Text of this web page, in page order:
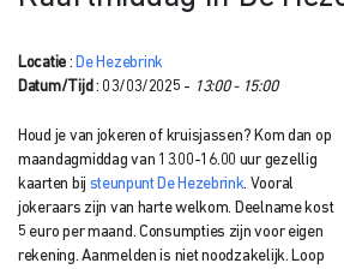
Locatie : De Hezebrink
Datum/Tijd : 03/03/2025 - 13:00 - 15:00
Houd je van jokeren of kruisjassen? Kom dan op
maandagmiddag van 13.00-16.00 uur gezellig
kaarten bij steunpunt De Hezebrink Vooral
jokeraars zijn van harte welkom. Deelname kost
5 euro per maand. Consumpties zijn voor eigen
rekening. Aanmelden is niet noodzakelijk. Loop